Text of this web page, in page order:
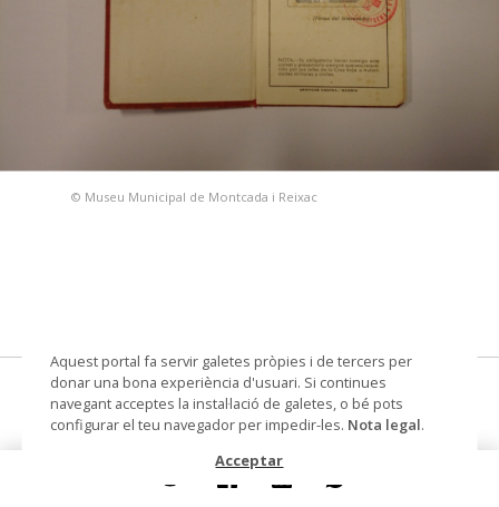
© Museu Municipal de Montcada i Reixac
Carnet Cruz Roja
carnet
Aquest portal fa servir galetes pròpies i de tercers per
donar una bona experiència d'usuari. Si continues
navegant acceptes la instal·lació de galetes, o bé pots
configurar el teu navegador per impedir-les. Nota legal.
Acceptar